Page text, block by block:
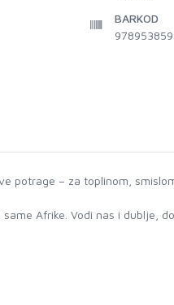
BARKOD
potrage – za toplinom,
Afrike. Vodi nas i dublje,